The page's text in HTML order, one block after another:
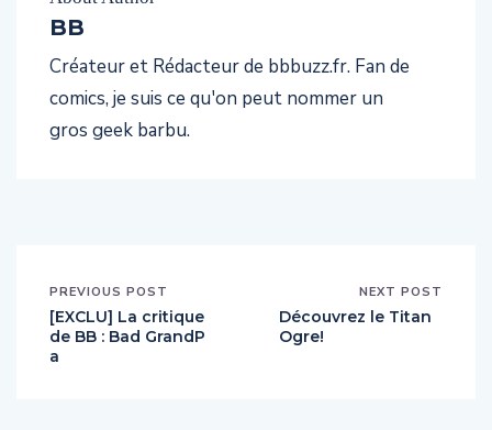
BB
Créateur et Rédacteur de bbbuzz.fr. Fan de
comics, je suis ce qu'on peut nommer un
gros geek barbu.
PREVIOUS POST
[EXCLU] La critique
de BB : Bad GrandP
a
NEXT POST
Découvrez le Titan
Ogre!